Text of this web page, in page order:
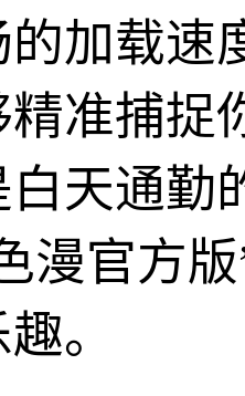
的加载速
准捕捉
天通勤
漫官方
。